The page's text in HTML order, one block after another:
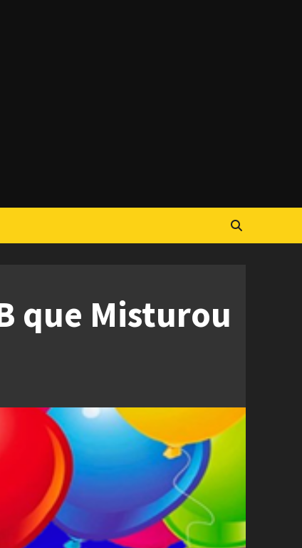
que Misturou